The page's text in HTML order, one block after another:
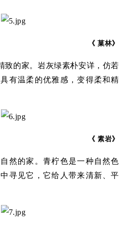
《 菓林》
的家。岩灰绿素朴安详，仿若
有温柔的优雅感，变得柔和精
《 素岩》
的家。青柠色是一种自然色
寻见它，它给人带来清新、平